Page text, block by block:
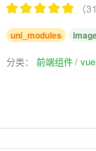
（
uni_modules
分类：前端组件